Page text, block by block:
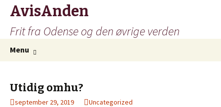
AvisAnden
Frit fra Odense og den øvrige verden
Menu
Utidig omhu?
september 29, 2019 Uncategorized